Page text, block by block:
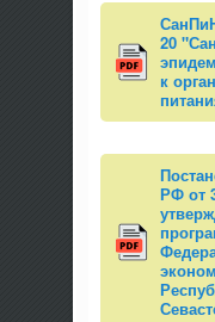
20
к
РФ от